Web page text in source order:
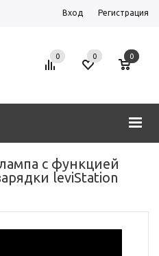
Вход Регистрация
0 0 0
с функцией
leviStation